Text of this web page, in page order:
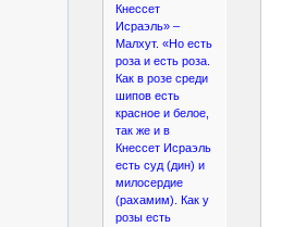
Кнессет
Исраэль» –
Малхут. «Но есть
роза и есть роза.
Как в розе среди
шипов есть
красное и белое,
так же и в
Кнессет Исраэль
есть суд (дин) и
милосердие
(рахамим). Как у
розы есть